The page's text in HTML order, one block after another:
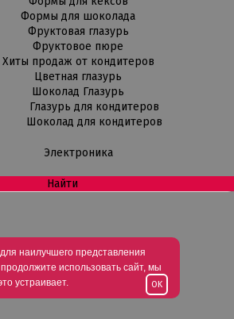
Формы для шоколада
Фруктовая глазурь
Фруктовое пюре
Хиты продаж от кондитеров
Цветная глазурь
Шоколад Глазурь
Глазурь для кондитеров
Шоколад для кондитеров
Электроника
Найти
наилучшего представления
использовать сайт, мы
устраивает.
OK